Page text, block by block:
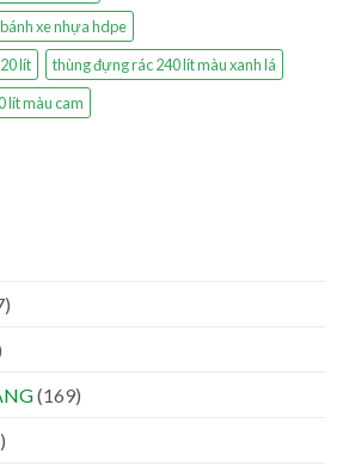
xe nhựa hdpe
lít
thùng đựng rác 240 lít màu xanh lá
lít màu cam
(169)